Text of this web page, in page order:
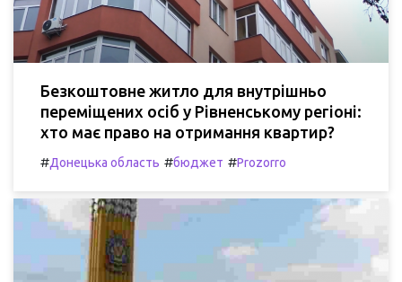
Безкоштовне житло для внутрішньо
переміщених осіб у Рівненському регіоні:
хто має право на отримання квартир?
#Донецька область #бюджет #Prozorro